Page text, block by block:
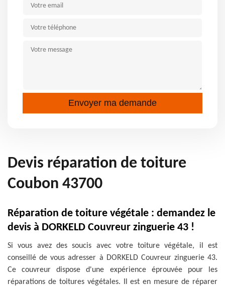
Devis réparation de toiture
Coubon 43700
Réparation de toiture végétale : demandez le
devis à DORKELD Couvreur zinguerie 43 !
Si vous avez des soucis avec votre toiture végétale, il est
conseillé de vous adresser à DORKELD Couvreur zinguerie 43.
Ce couvreur dispose d'une expérience éprouvée pour les
réparations de toitures végétales. Il est en mesure de réparer